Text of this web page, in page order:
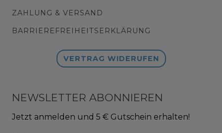
ZAHLUNG & VERSAND
BARRIEREFREIHEITSERKLÄRUNG
VERTRAG WIDERUFEN
NEWSLETTER ABONNIEREN
Jetzt anmelden und 5 € Gutschein erhalten!